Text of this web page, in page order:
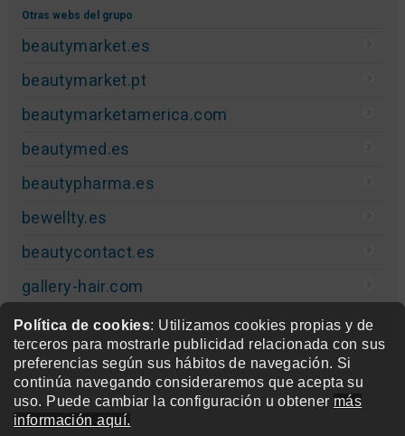
Política de cookies: Utilizamos cookies propias y de
terceros para mostrarle publicidad relacionada con sus
preferencias según sus hábitos de navegación. Si
continúa navegando consideraremos que acepta su
uso. Puede cambiar la configuración u obtener más
información aquí.
Otras webs del grupo
beautymarket.es
beautymarket.pt
beautymarketamerica.com
beautymed.es
beautypharma.es
bewellty.es
beautycontact.es
gallery-hair.com